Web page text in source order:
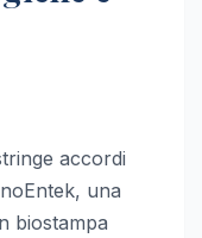
accordi
una
biostampa